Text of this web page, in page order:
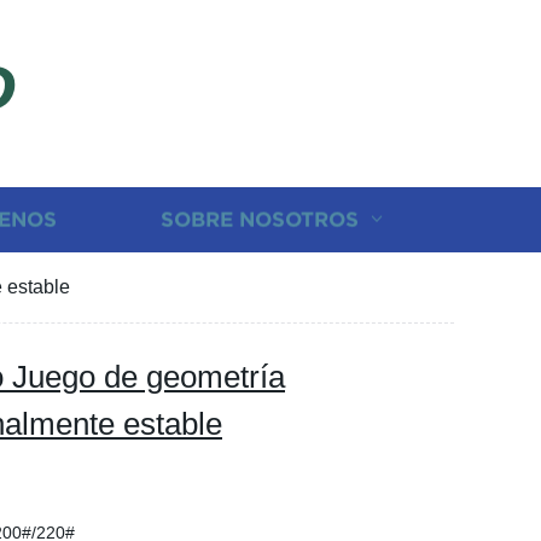
SOBRE NOSOTROS
estable
de geometría
estable
220#